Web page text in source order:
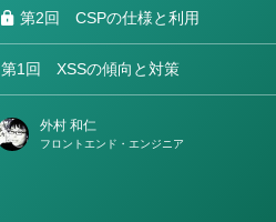
第2回 CSPの仕様と利用
第1回 XSSの傾向と対策
外村 和仁
フロントエンド・エンジニア